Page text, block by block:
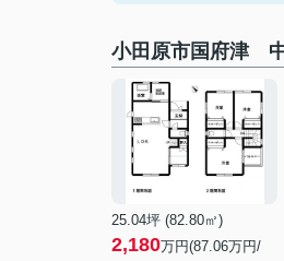
小田原市国府津
25.04坪 (82.80㎡)
2,180万円(87.06万円/